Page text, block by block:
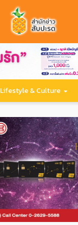
Lifestyle & Culture